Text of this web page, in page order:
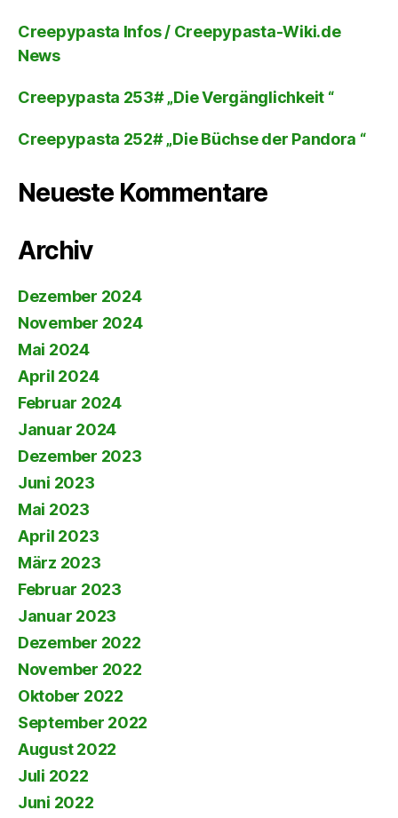
Creepypasta Infos / Creepypasta-Wiki.de
News
Creepypasta 253# „Die Vergänglichkeit “
Creepypasta 252# „Die Büchse der Pandora “
Neueste Kommentare
Archiv
Dezember 2024
November 2024
Mai 2024
April 2024
Februar 2024
Januar 2024
Dezember 2023
Juni 2023
Mai 2023
April 2023
März 2023
Februar 2023
Januar 2023
Dezember 2022
November 2022
Oktober 2022
September 2022
August 2022
Juli 2022
Juni 2022